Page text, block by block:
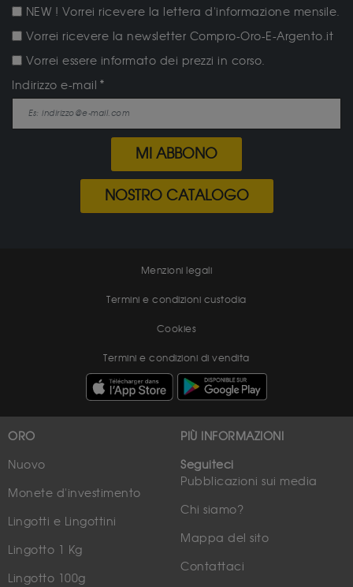
NEW ! Vorrei ricevere la lettera d'informazione mensile.
Vorrei ricevere la newsletter Compro-Oro-E-Argento.it
Vorrei essere informato dei prezzi in corso.
Indirizzo e-mail
MI ABBONO
NOSTRO CATALOGO
Menzioni legali
Termini e condizioni custodia
Cookies
Termini e condizioni di vendita
ORO
Nuovo
Monete d'investimento
Lingotti e Lingottini
Lingotto 1 Kg
Lingotto 100g
PIÙ INFORMAZIONI
Seguiteci
Pubblicazioni sui media
Chi siamo?
Mappa del sito
Contattaci